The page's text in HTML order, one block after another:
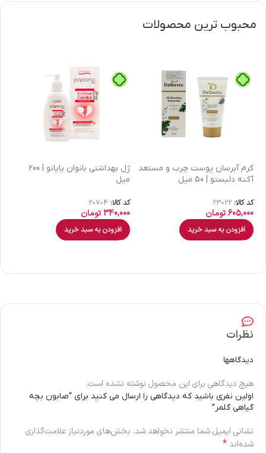
محبوب ترین محصولات
كرم آبرسان پوست چرب و مستعد
آکنه دلبستو | 50 میل
کد کالا: 23022
605,000تومان
افزودن به سبد خرید
ژل بهداشتی بانوان پاپانو | 200
میل
کد کالا: 20704
340,000تومان
افزودن به سبد خرید
نظرات
دیدگاهها
هیچ دیدگاهی برای این محصول نوشته نشده است.
اولین نفری باشید که دیدگاهی را ارسال می کنید برای “صابون بچه
گیاهی گلمر”
نشانی ایمیل شما منتشر نخواهد شد. بخش‌های موردنیاز علامت‌گذاری
شده‌اند*